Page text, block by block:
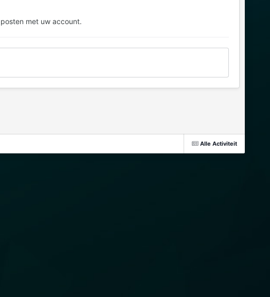
met uw account.
Alle Activiteit